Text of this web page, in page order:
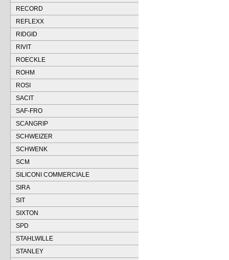
RECORD
REFLEXX
RIDGID
RIVIT
ROECKLE
ROHM
ROSI
SACIT
SAF-FRO
SCANGRIP
SCHWEIZER
SCHWENK
SCM
SILICONI COMMERCIALE
SIRA
SIT
SIXTON
SPD
STAHLWILLE
STANLEY